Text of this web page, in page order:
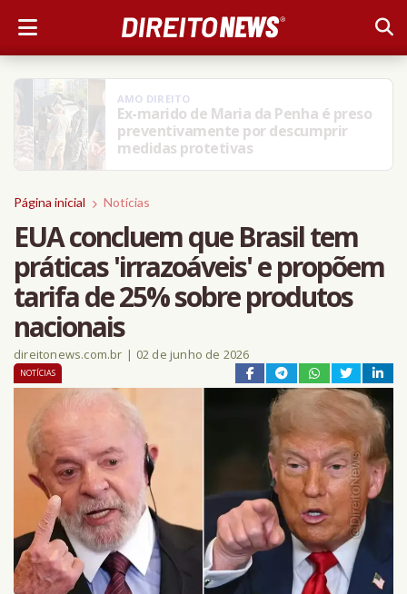
AMO DIREITO
Moraes rejeita pedido da defesa de
Bolsonaro para receber visitas de
filhos no Dia dos Pais
Página inicial Notícias
EUA concluem que Brasil tem
práticas 'irrazoáveis' e propõem
tarifa de 25% sobre produtos
nacionais
direitonews.com.br | 02 de junho de 2026
NOTÍCIAS